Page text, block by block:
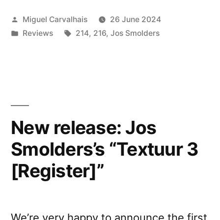
2”
and
by Bad
Alchemy”
Posted
by
Miguel Carvalhais
26 June 2024
Posted
Reviews Tags:
214, 216, Jos Smolders
New release: Jos
Smolders’s “Textuur 3
[Register]”
We’re very happy to announce the first